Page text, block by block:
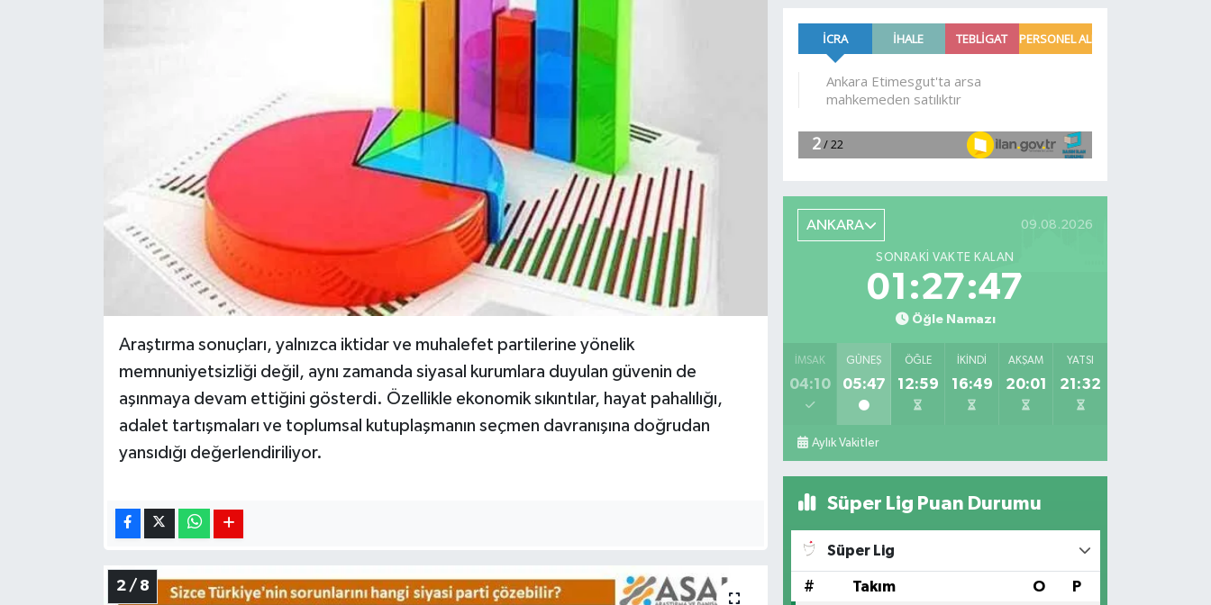
Araştırma sonuçları, yalnızca iktidar ve muhalefet partilerine yönelik
memnuniyetsizliği değil, aynı zamanda siyasal kurumlara duyulan güvenin de
aşınmaya devam ettiğini gösterdi. Özellikle ekonomik sıkıntılar, hayat pahalılığı,
adalet tartışmaları ve toplumsal kutuplaşmanın seçmen davranışına doğrudan
yansıdığı değerlendiriliyor.
2 / 8
şüpheliyi
jandarma
ANKARA 09.08.2026
SONRAKI VAKTE KALAN
01:27:45
Öğle Namazı
İMSAK
04:10
GÜNEŞ
05:47
ÖĞLE
12:59
İKINDI
16:49
AKŞAM
20:01
YATSI
21:32
Aylık Vakitler
Süper Lig Puan Durumu
Süper Lig
# Takım O P